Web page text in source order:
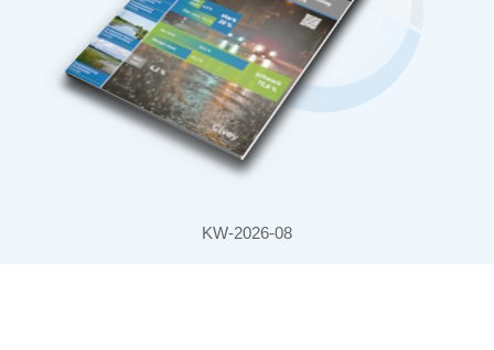
KW-2026-08